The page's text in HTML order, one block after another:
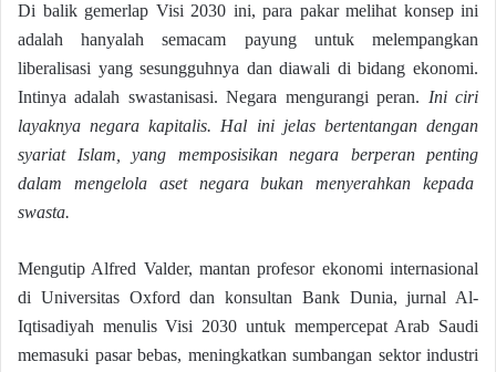
Di balik gemerlap Visi 2030 ini, para pakar melihat konsep ini
adalah hanyalah semacam payung untuk melempangkan
liberalisasi yang sesungguhnya dan diawali di bidang ekonomi.
Intinya adalah swastanisasi. Negara mengurangi peran. Ini ciri
layaknya negara kapitalis. Hal ini jelas bertentangan dengan
syariat Islam, yang memposisikan negara berperan penting
dalam mengelola aset negara bukan menyerahkan kepada
swasta.
Mengutip Alfred Valder, mantan profesor ekonomi internasional
di Universitas Oxford dan konsultan Bank Dunia, jurnal Al-
Iqtisadiyah menulis Visi 2030 untuk mempercepat Arab Saudi
memasuki pasar bebas, meningkatkan sumbangan sektor industri